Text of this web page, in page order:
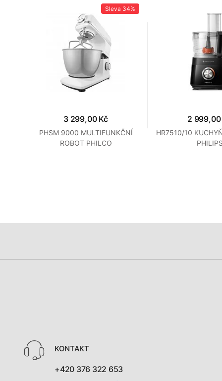
Sleva 34%
3 299,00 Kč
PHSM 9000 MULTIFUNKČNÍ
ROBOT PHILCO
2 999,00
HR7510/10
KONTAKT
+420 376 322 653